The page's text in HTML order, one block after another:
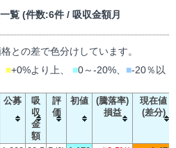
覧 (件数:6件 / 吸収金額月
との差で色分けしています。
■+0%より上、 ■0～-20%、 ■-20％以
公募
吸
収
金
額
評
価
初値
(騰落率)
損益
現在値
(差分)